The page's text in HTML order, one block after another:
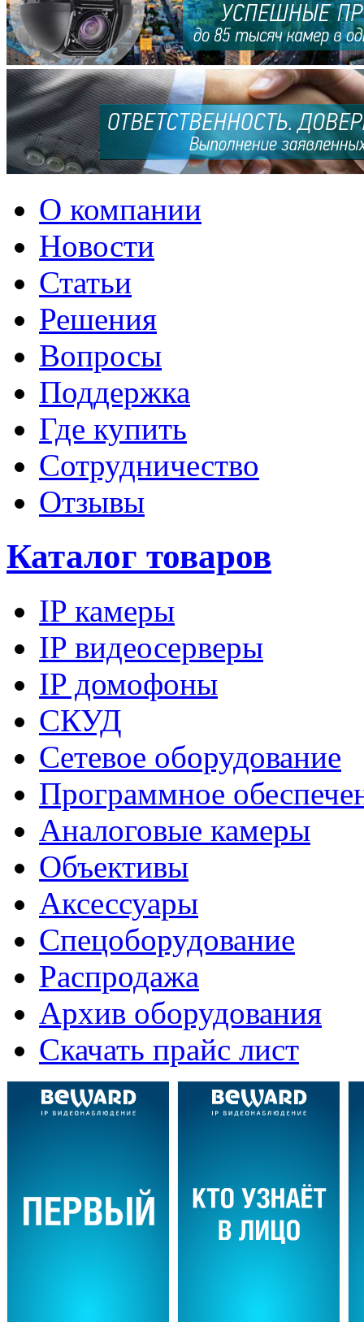
О компании
Новости
Статьи
Решения
Вопросы
Поддержка
Где купить
Сотрудничество
Отзывы
Каталог товаров
IP камеры
IP видеосерверы
IP домофоны
СКУД
Сетевое оборудование
Программное
Аналоговые камеры
Объективы
Аксессуары
Спецоборудование
Распродажа
Архив оборудования
Скачать прайс лист